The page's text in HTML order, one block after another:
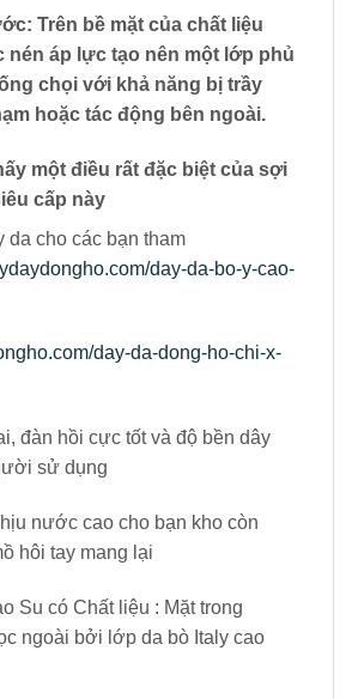
Trên bề mặt của chất liệu
nén áp lực tạo nên một lớp phủ
chọi với khả năng bị trầy
hoặc tác động bên ngoài.
một điều rất đặc biệt của sợi
cấp này
da cho các bạn tham
day-da-bo-y-cao-
day-da-dong-ho-chi-x-
đàn hồi cực tốt và độ bền dây
sử dụng
nước cao cho bạn kho còn
hôi tay mang lại
Su có Chất liệu : Mặt trong
ngoài bởi lớp da bò Italy cao